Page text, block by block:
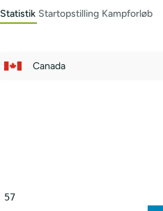
Statistik Startopstilling Kampforløb
Canada
57